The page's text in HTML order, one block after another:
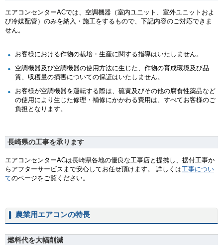
エアコンセンターACでは、空調機器（室内ユニット、室外ユニットおよ
び冷媒配管）のみを納入・施工をするもので、下記内容のご対応できま
せん。
お客様における作物の栽培・生産に関する指導はいたしません。
空調機器及び空調機器の使用方法に生じた、作物の育成環境及び品
質、収穫量の損害についての保証はいたしません。
お客様が空調機器を運転する際は、硫黄及びその他の腐食性薬品など
の使用により生じた修理・補修にかかわる費用は、すべてお客様のご
負担となります。
長崎県の工事を承ります
エアコンセンターACは長崎県各地の優良な工事店と提携し、据付工事か
らアフターサービスまで安心してお任せ頂けます。 詳しくは工事につい
てのページをご覧ください。
農業用エアコンの特長
燃料代を大幅削減